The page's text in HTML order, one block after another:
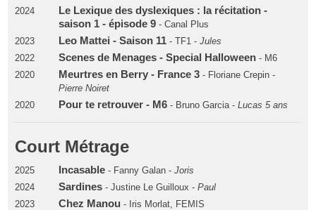
2024
Le Lexique des dyslexiques : la récitation -
saison 1 - épisode 9- Canal Plus
2023
Leo Mattei - Saison 11- TF1 - Jules
2022
Scenes de Menages - Special Halloween- M6
2020
Meurtres en Berry - France 3- Floriane Crepin -
Pierre Noiret
2020
Pour te retrouver - M6- Bruno Garcia - Lucas 5 ans
Court Métrage
2025 Incasable- Fanny Galan - Joris
2024
Sardines- Justine Le Guilloux - Paul
2023
Chez Manou - Iris Morlat, FEMIS